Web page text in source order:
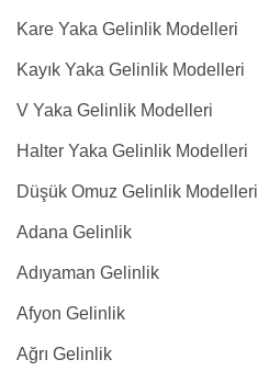
Kare Yaka Gelinlik Modelleri
Kayık Yaka Gelinlik Modelleri
V Yaka Gelinlik Modelleri
Halter Yaka Gelinlik Modelleri
Düşük Omuz Gelinlik Modelleri
Adana Gelinlik
Adıyaman Gelinlik
Afyon Gelinlik
Ağrı Gelinlik